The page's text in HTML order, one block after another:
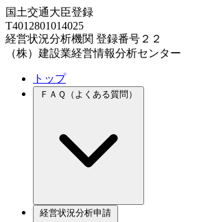
国土交通大臣登録
T4012801014025
経営状況分析機関 登録番号２２
（株）建設業経営情報分析センター
トップ
ＦＡＱ（よくある質問）
経営状況分析申請